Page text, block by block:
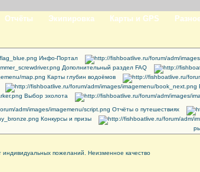
Отчёты Экипировка Карты и GPS
Инфо-Портал
Дополнительный раздел FAQ
Карты глубин водоёмов
Выбор эхолота
Отчёты о путешествиях
Конкурсы и призы